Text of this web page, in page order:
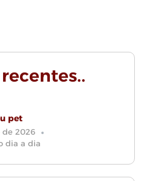
pet
de 2026
dia a dia